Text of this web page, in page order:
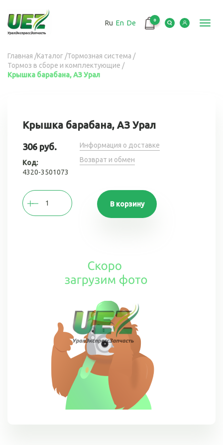
основному
содержанию
Ru En De 0
Вы
здесь
Главная /Каталог /Тормозная система /
Тормоз в сборе и комплектующие /
Крышка барабана, АЗ Урал
Крышка барабана, АЗ Урал
306 руб.
Код:
4320-3501073
Информация о доставке
Возврат и обмен
В корзину